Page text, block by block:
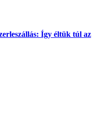
Így éltük túl az